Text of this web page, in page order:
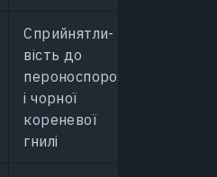
Сприйнятли-
вість до
пероноспорозу
і чорної
кореневої
гнилі